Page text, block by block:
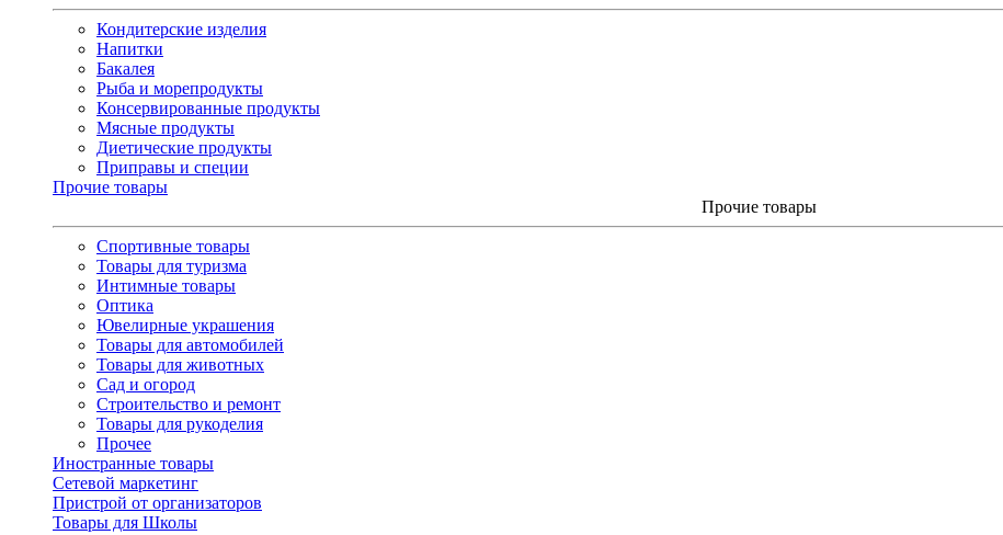
Кондитерские изделия
Напитки
Бакалея
Рыба и морепродукты
Консервированные продукты
Мясные продукты
Диетические продукты
Приправы и специи
Прочие товары
Прочие товары
Спортивные товары
Товары для туризма
Интимные товары
Оптика
Ювелирные украшения
Товары для автомобилей
Товары для животных
Сад и огород
Строительство и ремонт
Товары для рукоделия
Прочее
Иностранные товары
Сетевой маркетинг
Пристрой от организаторов
Товары для Школы